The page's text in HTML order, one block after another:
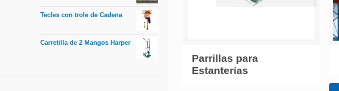
Parrillas para
Estanterías
Tecles con trole de Cadena
Carretilla de 2 Mangos Harper